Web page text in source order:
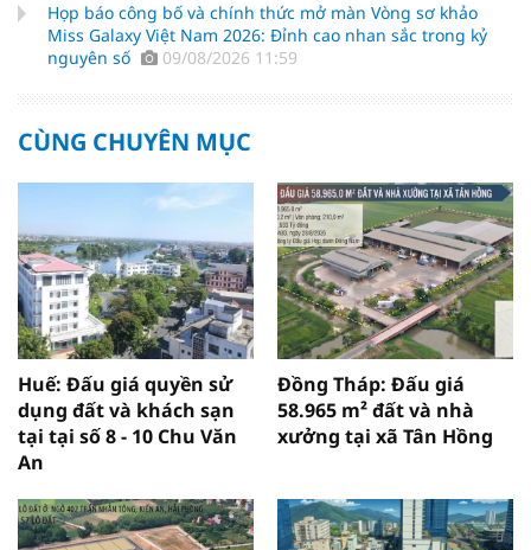
Họp báo công bố và chính thức mở màn Vòng sơ khảo
Miss Galaxy Việt Nam 2026: Đỉnh cao nhan sắc trong kỷ
nguyên số
09/08/2026 11:59
CÙNG CHUYÊN MỤC
Huế: Đấu giá quyền sử
dụng đất và khách sạn
tại tại số 8 - 10 Chu Văn
An
Đồng Tháp: Đấu giá
58.965 m² đất và nhà
xưởng tại xã Tân Hồng